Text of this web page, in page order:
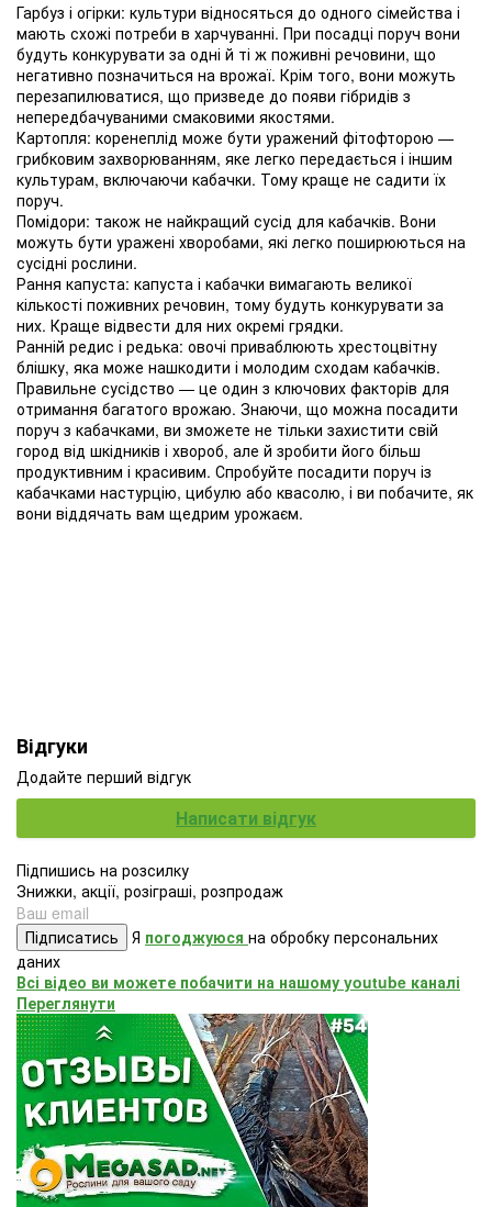
Гарбуз і огірки: культури відносяться до одного сімейства і
мають схожі потреби в харчуванні. При посадці поруч вони
будуть конкурувати за одні й ті ж поживні речовини, що
негативно позначиться на врожаї. Крім того, вони можуть
перезапилюватися, що призведе до появи гібридів з
непередбачуваними смаковими якостями.
Картопля: коренеплід може бути уражений фітофторою —
грибковим захворюванням, яке легко передається і іншим
культурам, включаючи кабачки. Тому краще не садити їх
поруч.
Помідори: також не найкращий сусід для кабачків. Вони
можуть бути уражені хворобами, які легко поширюються на
сусідні рослини.
Рання капуста: капуста і кабачки вимагають великої
кількості поживних речовин, тому будуть конкурувати за
них. Краще відвести для них окремі грядки.
Ранній редис і редька: овочі приваблюють хрестоцвітну
блішку, яка може нашкодити і молодим сходам кабачків.
Правильне сусідство — це один з ключових факторів для
отримання багатого врожаю. Знаючи, що можна посадити
поруч з кабачками, ви зможете не тільки захистити свій
город від шкідників і хвороб, але й зробити його більш
продуктивним і красивим. Спробуйте посадити поруч із
кабачками настурцію, цибулю або квасолю, і ви побачите, як
вони віддячать вам щедрим урожаєм.
Відгуки
Додайте перший відгук
Написати відгук
Підпишись на розсилку
Знижки, акції, розіграші, розпродаж
Підписатись Я погоджуюся на обробку персональних
даних
Всі відео ви можете побачити на нашому youtube каналі
Переглянути